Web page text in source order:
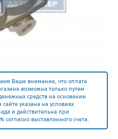
Ваше внимание, что оплата
возможна только путем
средств на основании
указана на условиях
и действительна при
согласно выставленного счета.